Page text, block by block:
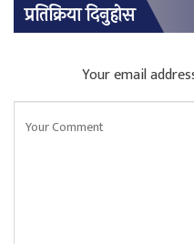
प्रतिक्रिया दिनुहोस
Your email